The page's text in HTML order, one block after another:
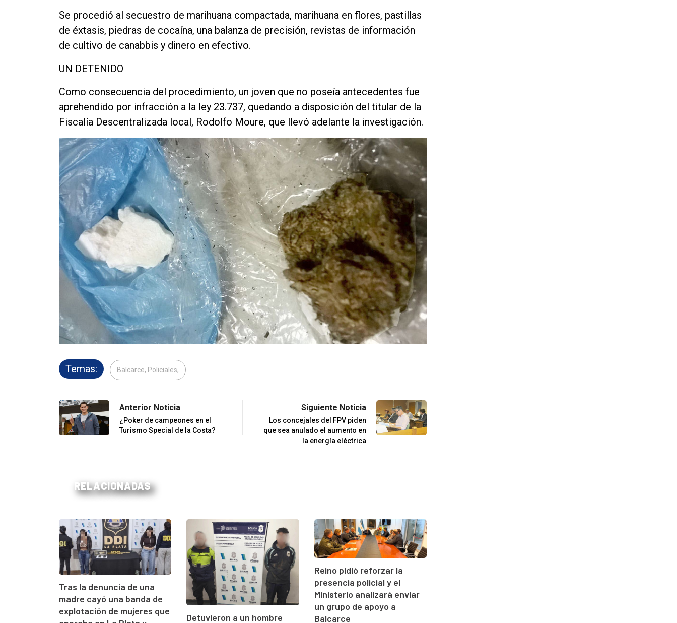
Se procedió al secuestro de marihuana compactada, marihuana en flores, pastillas
de éxtasis, piedras de cocaína, una balanza de precisión, revistas de información
de cultivo de canabbis y dinero en efectivo.
UN DETENIDO
Como consecuencia del procedimiento, un joven que no poseía antecedentes fue
aprehendido por infracción a la ley 23.737, quedando a disposición del titular de la
Fiscalía Descentralizada local, Rodolfo Moure, que llevó adelante la investigación.
Temas: Balcarce, Policiales,
Anterior Noticia
¿Poker de campeones en el
Turismo Special de la Costa?
Siguiente Noticia
Los concejales del FPV piden
que sea anulado el aumento en
la energía eléctrica
RELACIONADAS
Tras la denuncia de una
madre cayó una banda de
explotación de mujeres que
Detuvieron a un hombre
Reino pidió reforzar la
presencia policial y el
Ministerio analizará enviar
un grupo de apoyo a
Balcarce